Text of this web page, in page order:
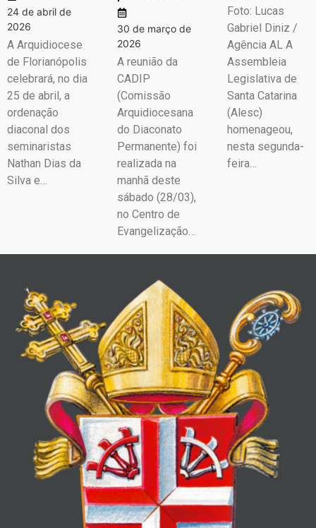
24 de abril de
2026
A Arquidiocese
de Florianópolis
celebrará, no dia
25 de abril, a
ordenação
diaconal dos
seminaristas
Nathan Dias da
Silva e…
30 de março de
2026
A reunião da
CADIP
(Comissão
Arquidiocesana
do Diaconato
Permanente) foi
realizada na
manhã deste
sábado (28/03),
no Centro de
Evangelização…
Foto: Lucas
Gabriel Diniz /
Agência AL A
Assembleia
Legislativa de
Santa Catarina
(Alesc)
homenageou,
nesta segunda-
feira…